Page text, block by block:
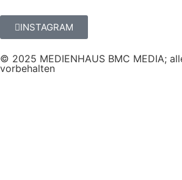
INSTAGRAM
© 2025 MEDIENHAUS BMC MEDIA;
vorbehalten